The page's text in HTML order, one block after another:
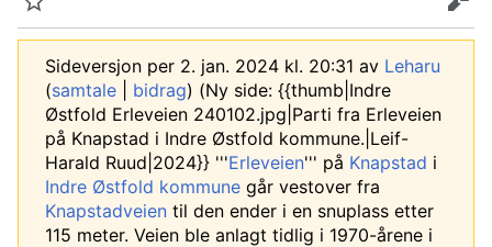
Overvåk Rediger
Sideversjon per 2. jan. 2024 kl. 20:31 av Leharu
(samtale bidrag) (Ny side: {{thumb|Indre
Østfold Erleveien 240102.jpg|Parti fra Erleveien
på Knapstad i Indre Østfold kommune.|Leif-
Harald Ruud|2024}} '''Erleveien''' på Knapstad i
Indre Østfold kommune går vestover fra
Knapstadveien til den ender i en snuplass etter
115 meter. Veien ble anlagt tidlig i 1970-årene i